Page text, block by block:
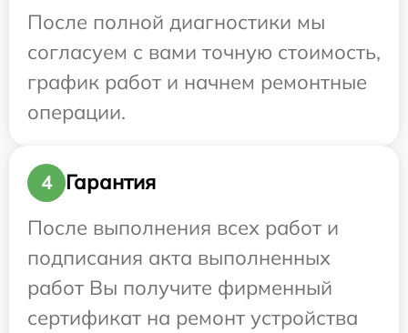
После полной диагностики мы
согласуем с вами точную стоимость,
график работ и начнем ремонтные
операции.
4
Гарантия
После выполнения всех работ и
подписания акта выполненных
работ Вы получите фирменный
сертификат на ремонт устройства